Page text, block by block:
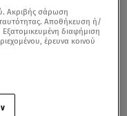
περίμεναν σε στάση
μεσημεριανό δελτίο του
Ακριβής σάρωση
Αποθήκευση ή/
διαφήμιση
έρευνα κοινού